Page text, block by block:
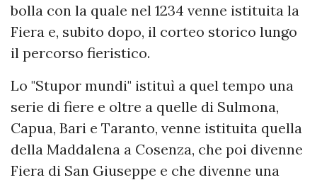
bolla con la quale nel 1234 venne istituita la
Fiera e, subito dopo, il corteo storico lungo
il percorso fieristico.
Lo "Stupor mundi" istituì a quel tempo una
serie di fiere e oltre a quelle di Sulmona,
Capua, Bari e Taranto, venne istituita quella
della Maddalena a Cosenza, che poi divenne
Fiera di San Giuseppe e che divenne una